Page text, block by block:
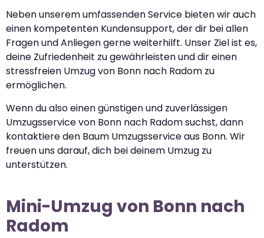
Neben unserem umfassenden Service bieten wir auch
einen kompetenten Kundensupport, der dir bei allen
Fragen und Anliegen gerne weiterhilft. Unser Ziel ist es,
deine Zufriedenheit zu gewährleisten und dir einen
stressfreien Umzug von Bonn nach Radom zu
ermöglichen.
Wenn du also einen günstigen und zuverlässigen
Umzugsservice von Bonn nach Radom suchst, dann
kontaktiere den Baum Umzugsservice aus Bonn. Wir
freuen uns darauf, dich bei deinem Umzug zu
unterstützen.
Mini-Umzug von Bonn nach
Radom